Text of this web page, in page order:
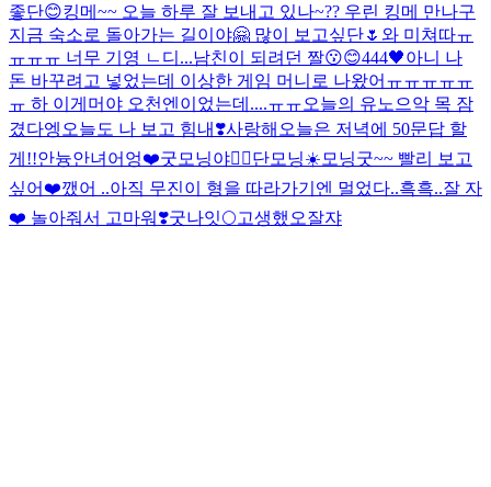
좋단😊킹메~~ 오늘 하루 잘 보내고 있나~?? 우린 킹메 만나구
지금 숙소로 돌아가는 길이야🤗 많이 보고싶단🌷 와 미쳐따ㅠ
ㅠㅠㅠ 너무 기영 ㄴ디...남친이 되려던 짤😗😊444🖤아니 나
돈 바꾸려고 넣었는데 이상한 게임 머니로 나왔어ㅠㅠㅠㅠㅠ
ㅠ 하 이게머야 오천엔이었는데....ㅠㅠ오늘의 유노 으악 목 잠
겼다엥 오늘도 나 보고 힘내❣️사랑해 오늘은 저녁에 50문답 할
게!!안늉안녀어엉❤️굿모닝야❤️‍🔥단모닝☀️ 모닝굿~~ 빨리 보고
싶어❤️깼어 ..아직 무진이 형을 따라가기엔 멀었다..흑흑..잘 자
❤️ 놀아줘서 고마워❣️굿나잇🌕고생했오잘쟈